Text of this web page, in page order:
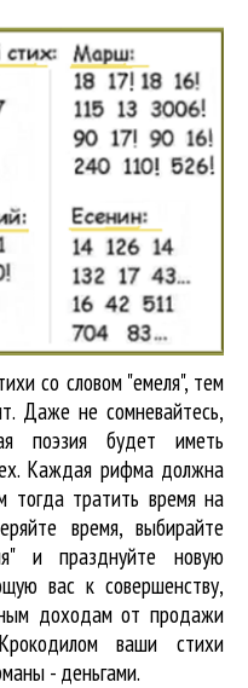
со словом "емеля", тем
Даже не сомневайтесь,
поэзия будет иметь
Каждая рифма должна
тогда тратить время на
время, выбирайте
и празднуйте новую
вас к совершенству,
доходам от продажи
ваши стихи
- деньгами.